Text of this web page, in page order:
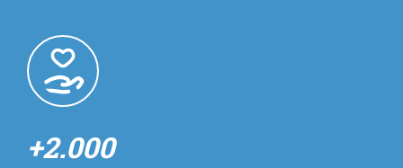
+2.000